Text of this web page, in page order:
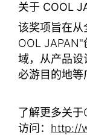
关于 COOL
该奖项旨在从
OOL JAPAN"
域，从产品设
必游目的地等
了解更多关于
访问： http://